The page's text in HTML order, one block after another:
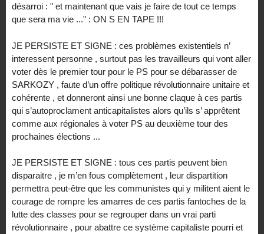
désarroi : " et maintenant que vais je faire de tout ce temps
que sera ma vie ..." : ON S EN TAPE !!!
JE PERSISTE ET SIGNE : ces problèmes existentiels n’
interessent personne , surtout pas les travailleurs qui vont aller
voter dès le premier tour pour le PS pour se débarasser de
SARKOZY , faute d’un offre politique révolutionnaire unitaire et
cohérente , et donneront ainsi une bonne claque à ces partis
qui s’autoproclament anticapitalistes alors qu’ils s’ apprêtent
comme aux régionales à voter PS au deuxième tour des
prochaines élections ...
JE PERSISTE ET SIGNE : tous ces partis peuvent bien
disparaitre , je m’en fous complètement , leur dispartition
permettra peut-être que les communistes qui y militent aient le
courage de rompre les amarres de ces partis fantoches de la
lutte des classes pour se regrouper dans un vrai parti
révolutionnaire , pour abattre ce système capitaliste pourri et